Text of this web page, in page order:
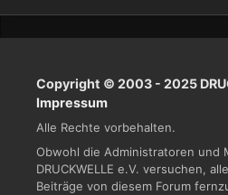
Copyright © 2003 - 2025
Impressum
Alle Rechte vorbehalten.
Obwohl die Administratoren und
DRUCKWELLE e.V. versuchen,
Beiträge von diesem Forum